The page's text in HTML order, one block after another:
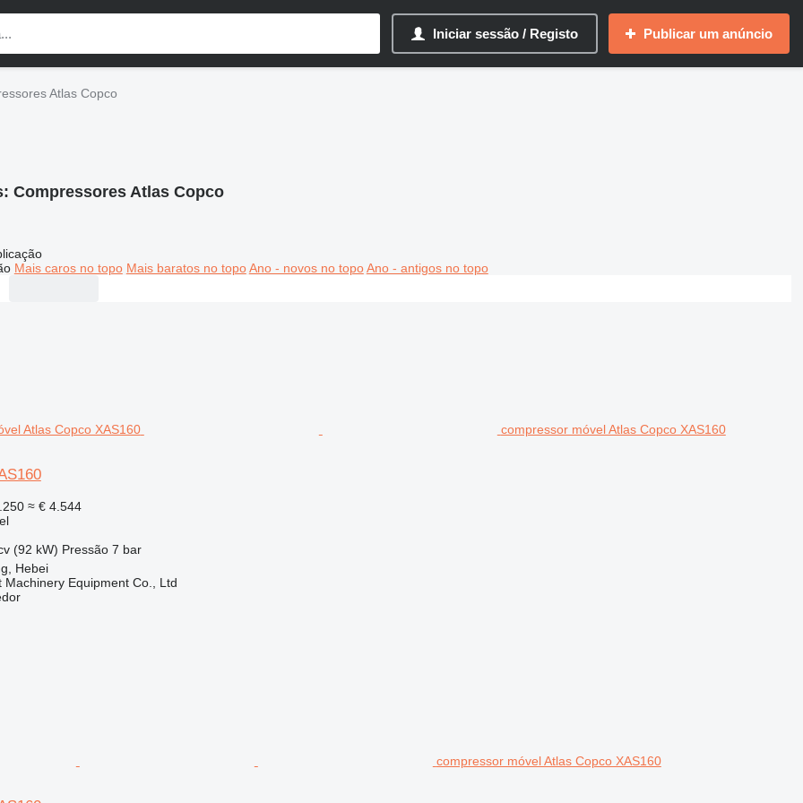
Iniciar sessão / Registo Publicar um anúncio
Atlas Copco
Compressores Atlas Copco
Mais caros no topo Mais baratos no topo Ano - novos no topo Ano - antigos no topo
compressor móvel Atlas Copco XAS160
≈ € 4.544
(92 kW) Pressão 7 bar
Hebei
Machinery Equipment Co., Ltd
compressor móvel Atlas Copco XAS160